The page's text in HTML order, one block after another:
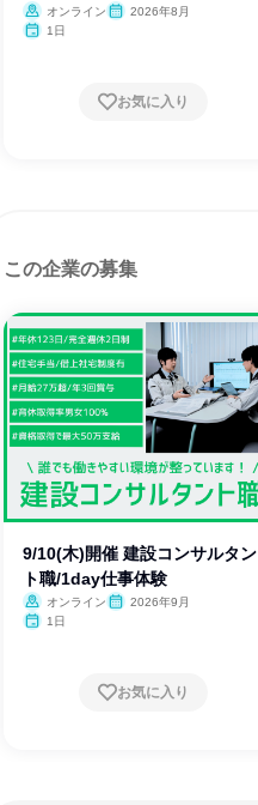
オンライン
2026年8月
1日
お気に入り
この企業の募集
9/10(木)開催 建設コンサルタン
ト職/1day仕事体験
オンライン
2026年9月
1日
お気に入り